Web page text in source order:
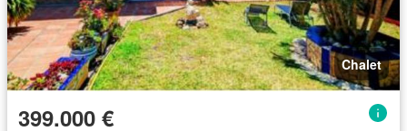
Chalet
399.000 €